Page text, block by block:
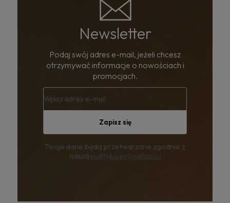
Newsletter
Podaj swój adres e-mail, jeżeli chcesz
otrzymywać informacje o nowościach i
promocjach.
Zapisz się
Twoje dane będą przetwarzane zgodnie z
naszą polityką prywatności